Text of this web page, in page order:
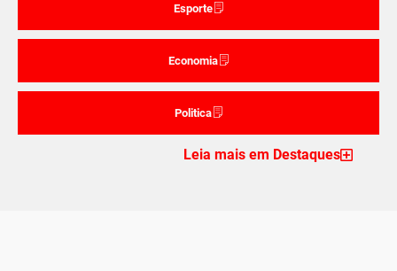
Esporte
Economia
Politica
Leia mais em Destaques